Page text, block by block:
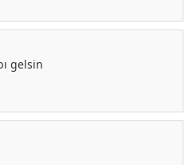
gelsin